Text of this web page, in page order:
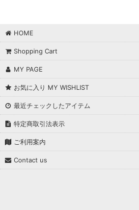
HOME
Shopping Cart
MY PAGE
お気に入り MY WISHLIST
最近チェックしたアイテム
特定商取引法表示
ご利用案内
Contact us